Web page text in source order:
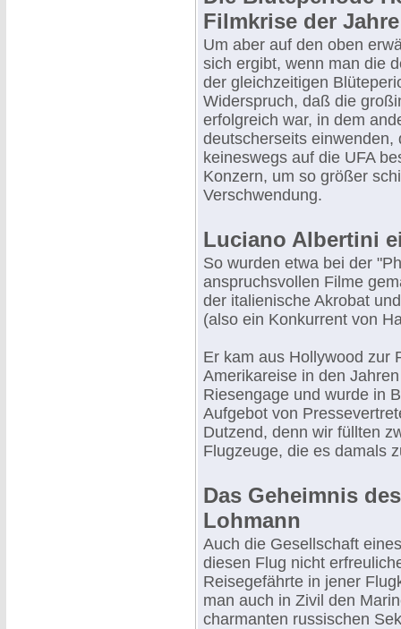
Filmkrise der Jahre
Um aber auf den oben
sich ergibt, wenn man die
der gleichzeitigen
Widerspruch, daß die
erfolgreich war, in dem
deutscherseits
keineswegs auf die UFA
Konzern, um so größer
Verschwendung.
Luciano Albertini
So wurden etwa bei der
anspruchsvollen Filme
der italienische Akrobat
(also ein Konkurrent von
Er kam aus Hollywood zur
Amerikareise in den
Riesengage und wurde in
Aufgebot von
Dutzend, denn wir füllten
Flugzeuge, die es damals
Das Geheimnis
Lohmann
Auch die Gesellschaft
diesen Flug nicht
Reisegefährte in jener
man auch in Zivil den
charmanten russischen